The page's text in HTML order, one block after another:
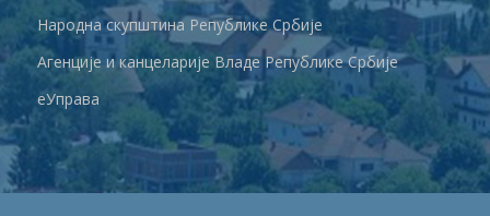
Народна скупштина Републике Србије
Агенције и канцеларије Владе Републике Србије
еУправа